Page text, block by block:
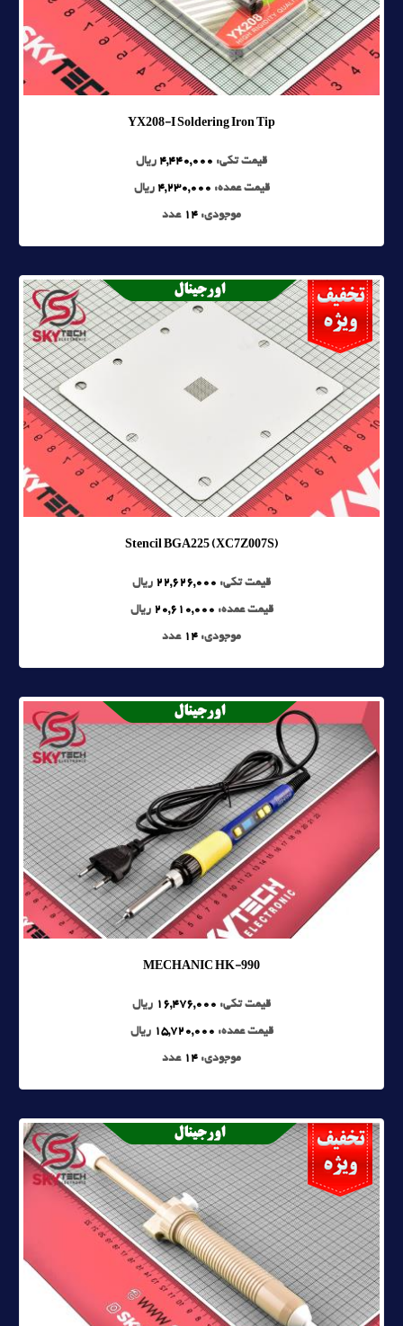
YX208-I Soldering Iron Tip
قیمت تکی: 4,440,000 ریال
قیمت عمده: 4,230,000 ریال
موجودی: 14 عدد
Stencil BGA225 (XC7Z007S)
قیمت تکی: 22,626,000 ریال
قیمت عمده: 20,610,000 ریال
موجودی: 14 عدد
MECHANIC HK-990
قیمت تکی: 16,476,000 ریال
قیمت عمده: 15,720,000 ریال
موجودی: 14 عدد